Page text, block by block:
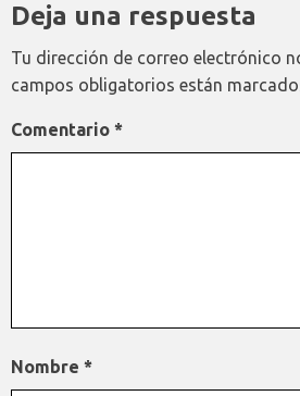
Deja una respuesta
Tu dirección de correo electrónico
campos obligatorios están
Comentario *
Nombre *